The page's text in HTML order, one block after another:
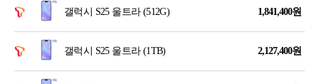
갤럭시 S25 울트라 (512G) 1,841,400원
갤럭시 S25 울트라 (1TB) 2,127,400원